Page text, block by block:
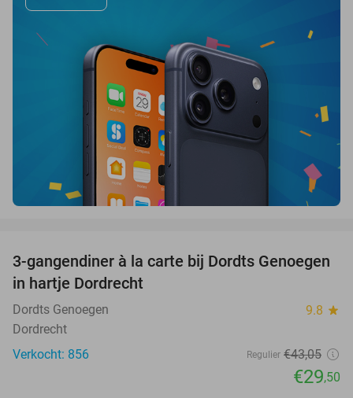
31%
3-gangendiner à la carte bij Dordts Genoegen
in hartje Dordrecht
Dordts Genoegen 9.8 star
Dordrecht
Verkocht: 856
Regulier €43,05
€29,50